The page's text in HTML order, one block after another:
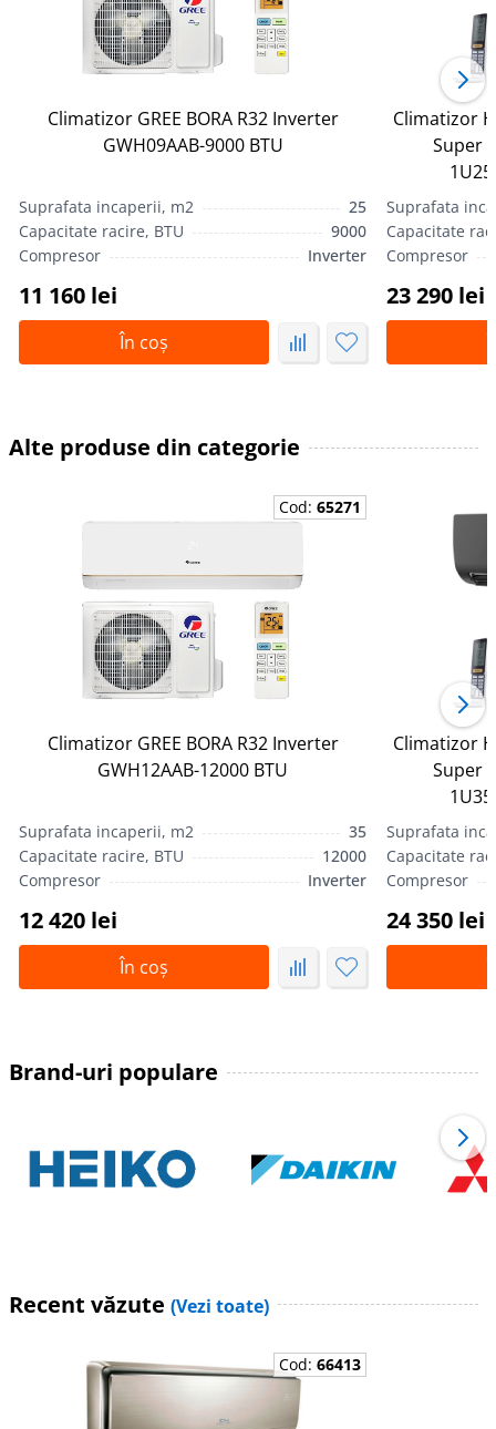
Climatizor GREE BORA R32 Inverter
GWH09AAB-9000 BTU
Suprafata incaperii, m2
25
Capacitate racire, BTU
9000
Compresor
Inverter
11 160 lei
În coș
Climatizor
Super
Suprafata
Capacitate
Compresor
23 290 lei
Alte produse din categorie
Cod:65271
Climatizor GREE BORA R32 Inverter
GWH12AAB-12000 BTU
Suprafata incaperii, m2
35
Capacitate racire, BTU
12000
Compresor
Inverter
12 420 lei
În coș
Climatizor
Super
Suprafata
Capacitate
Compresor
24 350 lei
Brand-uri populare
Recent văzute (Vezi toate)
Cod:66413